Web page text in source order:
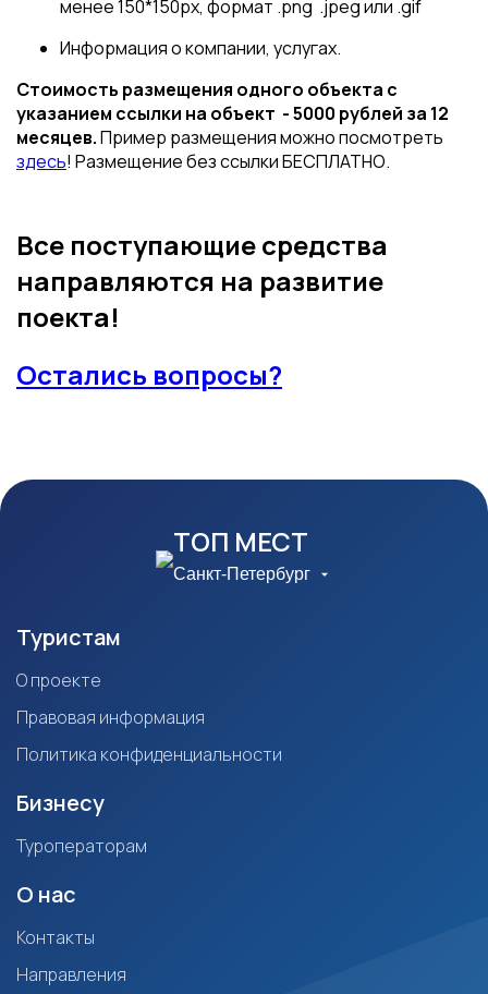
менее 150*150px, формат .png .jpeg или .gif
Информация о компании, услугах.
Стоимость размещения одного объекта с
указанием ссылки на объект - 5000 рублей за 12
месяцев.Пример размещения можно посмотреть
здесь! Размещение без ссылки БЕСПЛАТНО.
Все поступающие средства
направляются на развитие
поекта!
Остались вопросы?
ТОП МЕСТ
Санкт-Петербург
Туристам
О проекте
Правовая информация
Политика конфиденциальности
Бизнесу
Туроператорам
О нас
Контакты
Направления